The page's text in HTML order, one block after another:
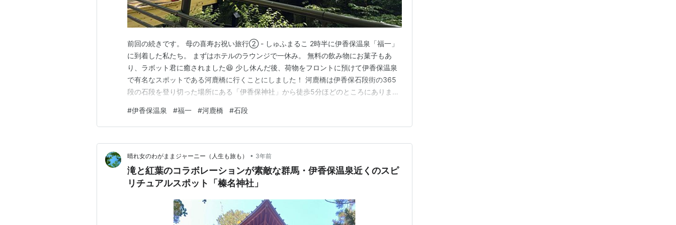
前回の続きです。 母の喜寿お祝い旅行② - しゅふまるこ 2時半に伊香保温泉「福一」
に到着した私たち。 まずはホテルのラウンジで一休み。 無料の飲み物にお菓子もあ
り、ラボット君に癒されました😆 少し休んだ後、荷物をフロントに預けて伊香保温泉
で有名なスポットである河鹿橋に行くことにしました！ 河鹿橋は伊香保石段街の365
段の石段を登り切った場所にある「伊香保神社」から徒歩5分ほどのところにありま
話になった「福一」は石段街の上部に位置しているので河鹿橋まで徒歩で10分ほどで
行くことができました。 新緑の河鹿橋、凄くきれ…
#伊香保温泉 #福一 #河鹿橋 #石段
晴れ女のわがままジャーニー（人生も旅も） • 3年前
滝と紅葉のコラボレーションが素敵な群馬・伊香保温泉近くのスピ
リチュアルスポット「榛名神社」